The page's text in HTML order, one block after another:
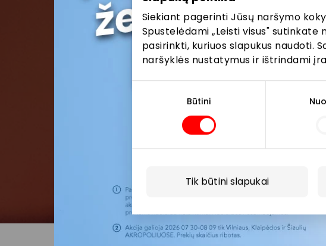
Siekiant pagerinti Jūsų naršymo
Spustelėdami „Leisti visus" sutinkate
pasirinkti, kuriuos slapukus naudoti.
naršyklės nustatymus ir ištrindami
Būtini
Tik būtini slapukai